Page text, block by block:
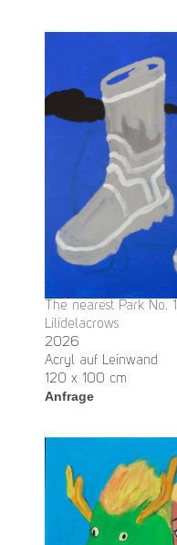
The nearest Park No. 1
Lilidelacrows
2026
Acryl auf Leinwand
120 x 100 cm
Anfrage